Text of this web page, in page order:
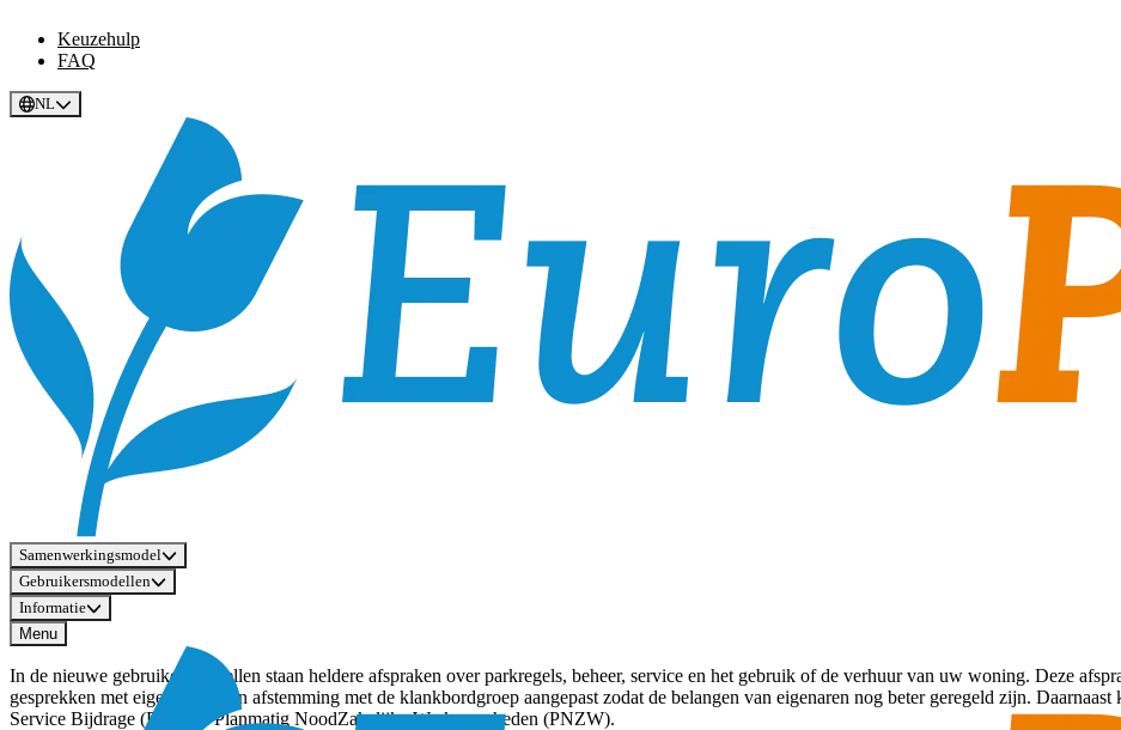
Keuzehulp
FAQ
NL
Samenwerkingsmodel
Gebruikersmodellen
Informatie
Menu
In de nieuwe gebruikersmodellen staan heldere afspraken over parkregels, beheer, service en het gebruik of de verhuur van uw woning. Deze
gesprekken met eigenaren en in afstemming met de klankbordgroep aangepast zodat de belangen van eigenaren nog beter geregeld zijn.
Service Bijdrage (PSB) en Planmatig NoodZakelijke Werkzaamheden (PNZW).